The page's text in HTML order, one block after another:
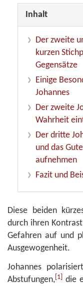
Inhalt
Der zweite
kurzen
Gegensätze
Einige
Johannes
Der zweite
Wahrheit
Der dritte
und das
aufnehmen
Fazit und
Diese beiden
durch ihren
Gefahren auf und
Ausgewogenheit.
Johannes
Abstufungen, [1]
die